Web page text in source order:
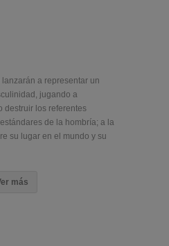
a representar un
jugando a
destruir los referentes
de la hombría; a la
su lugar en el mundo y su
más